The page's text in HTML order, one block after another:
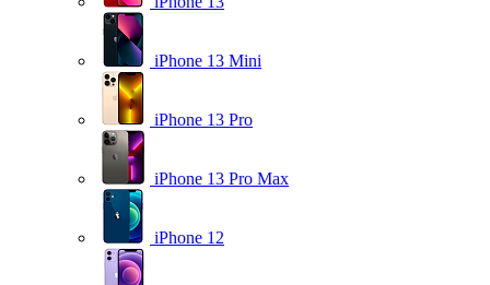
iPhone 13 Mini
iPhone 13 Pro
iPhone 13 Pro Max
iPhone 12